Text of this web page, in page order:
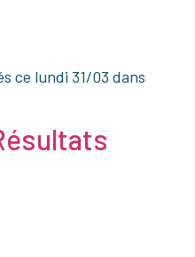
ce lundi 31/03 dans